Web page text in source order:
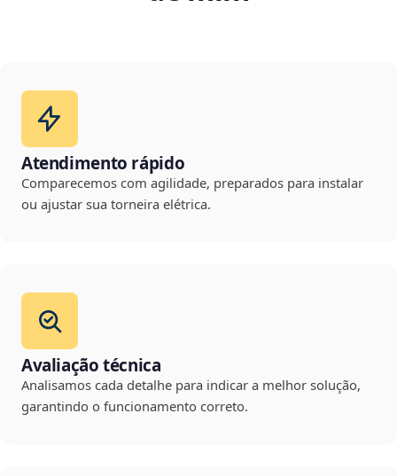
Atendimento rápido
Comparecemos com agilidade, preparados para instalar
ou ajustar sua torneira elétrica.
Avaliação técnica
Analisamos cada detalhe para indicar a melhor solução,
garantindo o funcionamento correto.